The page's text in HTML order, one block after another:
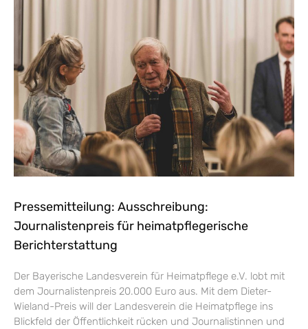
Pressemitteilung: Ausschreibung:
Journalistenpreis für heimatpflegerische
Berichterstattung
Der Bayerische Landesverein für Heimatpflege e.V. lobt mit
dem Journalistenpreis 20.000 Euro aus. Mit dem Dieter-
Wieland-Preis will der Landesverein die Heimatpflege ins
Blickfeld der Öffentlichkeit rücken und Journalistinnen und